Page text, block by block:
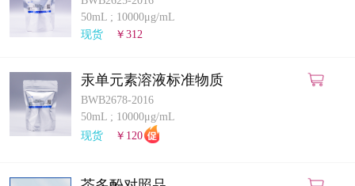
50mL ; 10000μg/mL
现货
￥312
汞单元素溶液标准物质
BWB2678-2016
50mL ; 10000μg/mL
现货
￥120